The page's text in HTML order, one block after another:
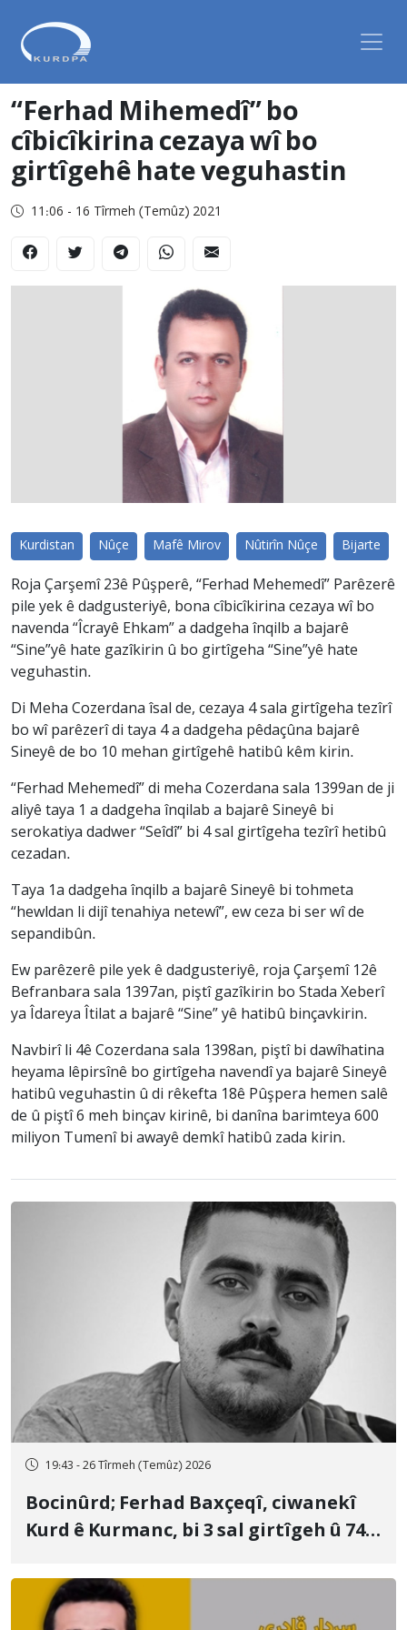
“Ferhad Mihemedî” bo
cîbicîkirina cezaya wî bo
girtîgehê hate veguhastin
11:06 - 16 Tîrmeh (Temûz) 2021
Kurdistan Nûçe Mafê Mirov Nûtirîn Nûçe Bijarte
Roja Çarşemî 23ê Pûşperê, “Ferhad Mehemedî” Parêzerê
pile yek ê dadgusteriyê, bona cîbicîkirina cezaya wî bo
navenda “Îcrayê Ehkam” a dadgeha înqilb a bajarê
“Sine”yê hate gazîkirin û bo girtîgeha “Sine”yê hate
veguhastin.
Di Meha Cozerdana îsal de, cezaya 4 sala girtîgeha tezîrî
bo wî parêzerî di taya 4 a dadgeha pêdaçûna bajarê
Sineyê de bo 10 mehan girtîgehê hatibû kêm kirin.
“Ferhad Mehemedî” di meha Cozerdana sala 1399an de ji
aliyê taya 1 a dadgeha înqilab a bajarê Sineyê bi
serokatiya dadwer “Seîdî” bi 4 sal girtîgeha tezîrî hetibû
cezadan.
Taya 1a dadgeha înqilb a bajarê Sineyê bi tohmeta
“hewldan li dijî tenahiya netewî”, ew ceza bi ser wî de
sepandibûn.
Ew parêzerê pile yek ê dadgusteriyê, roja Çarşemî 12ê
Befranbara sala 1397an, piştî gazîkirin bo Stada Xeberî
ya Îdareya Îtilat a bajarê “Sine” yê hatibû binçavkirin.
Navbirî li 4ê Cozerdana sala 1398an, piştî bi dawîhatina
heyama lêpirsînê bo girtîgeha navendî ya bajarê Sineyê
hatibû veguhastin û di rêkefta 18ê Pûşpera hemen salê
de û piştî 6 meh binçav kirinê, bi danîna barimteya 600
miliyon Tumenî bi awayê demkî hatibû zada kirin.
19:43 - 26 Tîrmeh (Temûz) 2026
Bocinûrd; Ferhad Baxçeqî, ciwanekî
Kurd ê Kurmanc, bi 3 sal girtîgeh û 74